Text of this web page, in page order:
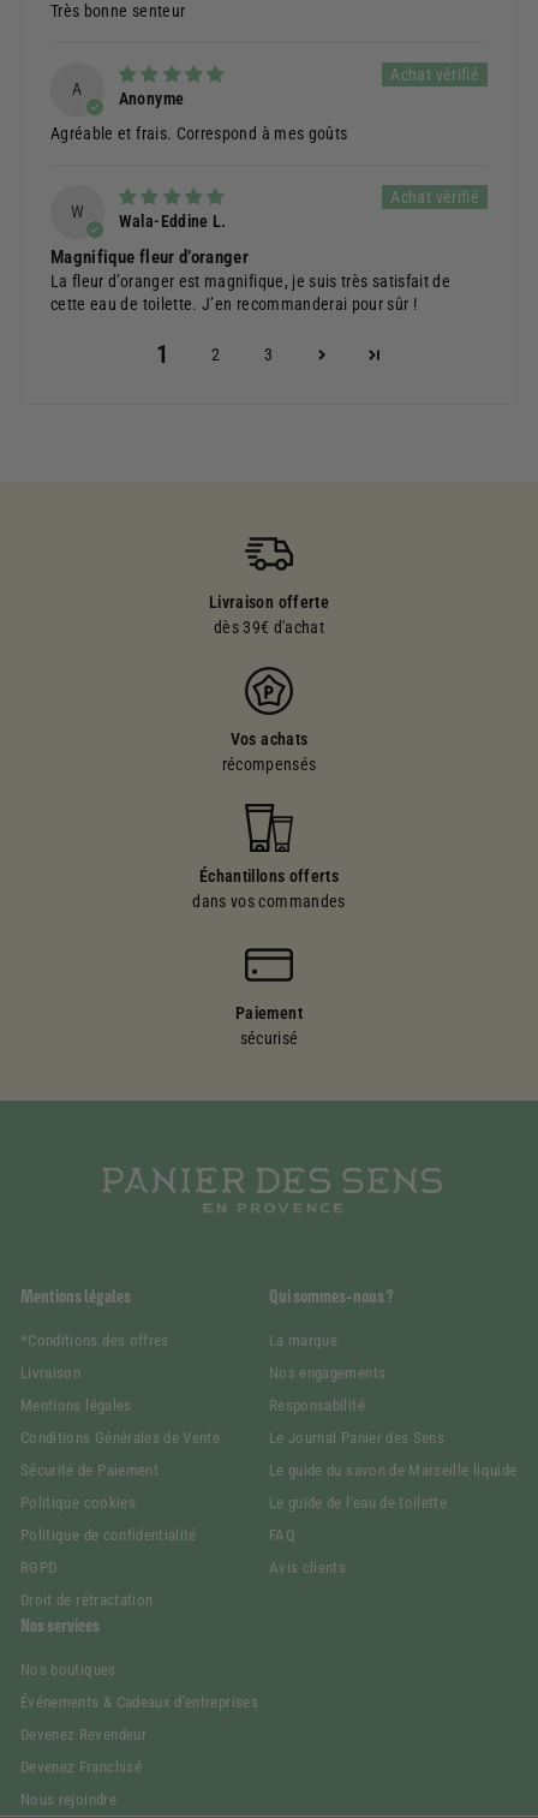
Très bonne senteur
A
Anonyme
Agréable et frais. Correspond à mes goûts
W
Wala-Eddine L.
Magnifique fleur d’oranger
La fleur d’oranger est magnifique, je suis très satisfait de
cette eau de toilette. J’en recommanderai pour sûr !
1 2 3
Livraison offerte
dès 39€ d'achat
Vos achats
récompensés
Échantillons offerts
dans vos commandes
Paiement
sécurisé
Mentions légales
*Conditions des offres
Livraison
Mentions légales
Conditions Générales de Vente
Sécurité de Paiement
Politique cookies
Politique de confidentialité
RGPD
Droit de rétractation
Qui sommes-nous ?
La marque
Nos engagements
Responsabilité
Le Journal Panier des Sens
Le guide du savon de Marseille liquide
Le guide de l'eau de toilette
FAQ
Avis clients
Nos services
Nos boutiques
Événements & Cadeaux d'entreprises
Devenez Revendeur
Devenez Franchisé
Nous rejoindre